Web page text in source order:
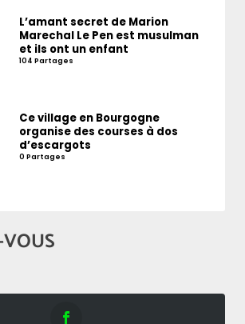
L’amant secret de Marion
Marechal Le Pen est musulman
et ils ont un enfant
104 Partages
Ce village en Bourgogne
organise des courses à dos
d’escargots
0 Partages